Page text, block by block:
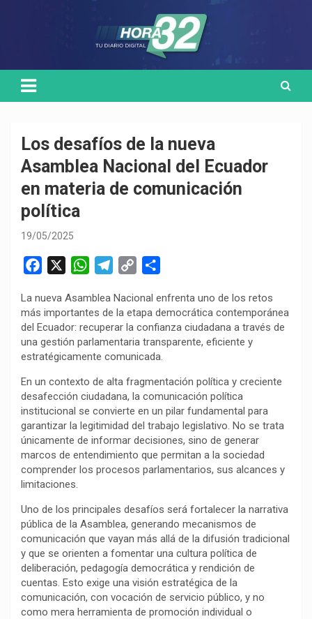
Los desafíos de la nueva
Asamblea Nacional del Ecuador
en materia de comunicación
política
19/05/2025
c
e
b
o
k
W
a
t
s
A
p
l
e
g
r
m
p
y
L
i
k
m
p
a
i
r
La nueva Asamblea Nacional enfrenta uno de los retos
más importantes de la etapa democrática contemporánea
del Ecuador: recuperar la confianza ciudadana a través de
una gestión parlamentaria transparente, eficiente y
estratégicamente comunicada.
En un contexto de alta fragmentación política y creciente
desafección ciudadana, la comunicación política
institucional se convierte en un pilar fundamental para
garantizar la legitimidad del trabajo legislativo. No se trata
únicamente de informar decisiones, sino de generar
marcos de entendimiento que permitan a la sociedad
comprender los procesos parlamentarios, sus alcances y
limitaciones.
Uno de los principales desafíos será fortalecer la narrativa
pública de la Asamblea, generando mecanismos de
comunicación que vayan más allá de la difusión tradicional
y que se orienten a fomentar una cultura política de
deliberación, pedagogía democrática y rendición de
cuentas. Esto exige una visión estratégica de la
comunicación, con vocación de servicio público, y no
como mera herramienta de promoción individual o